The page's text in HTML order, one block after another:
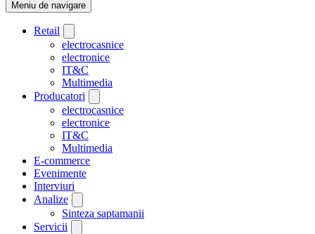
Meniu de navigare
Retail
electrocasnice
electronice
IT&C
Multimedia
Producatori
electrocasnice
electronice
IT&C
Multimedia
E-commerce
Evenimente
Interviuri
Analize
Sinteza saptamanii
Servicii